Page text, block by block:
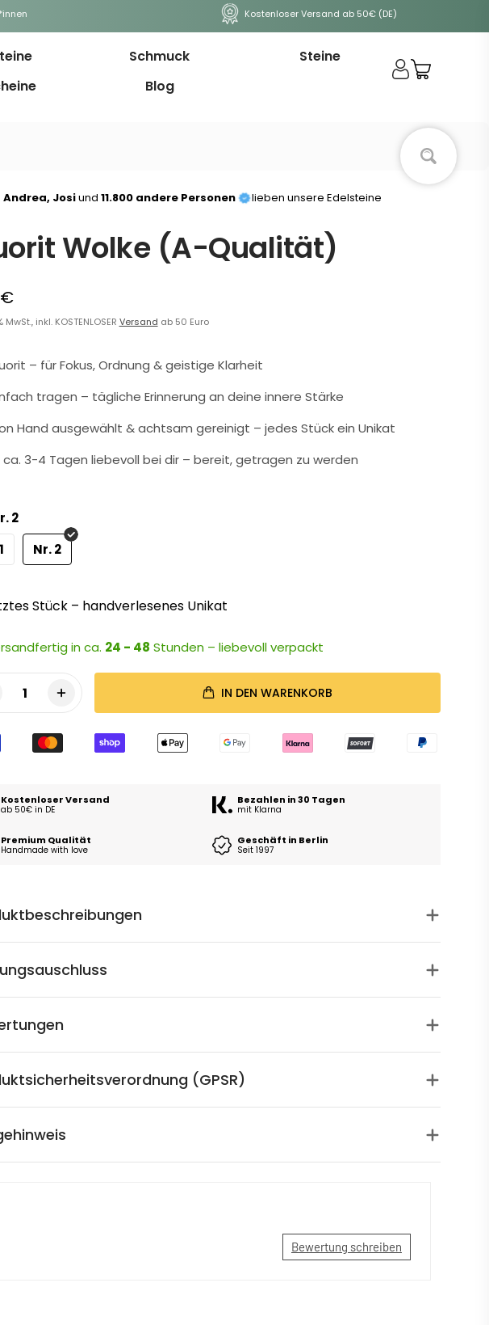
Kostenloser Versand ab 50€ (DE)
Schmuck
Steine
Blog
Andrea, Josiund 11.800 andere Personen lieben unsere Edelsteine
Wolke (A-Qualität)
MwSt., inkl. KOSTENLOSER Versand ab 50 Euro
– für Fokus, Ordnung & geistige Klarheit
tragen – tägliche Erinnerung an deine innere Stärke
Hand ausgewählt & achtsam gereinigt – jedes Stück ein Unikat
ca. 3-4 Tagen liebevoll bei dir – bereit, getragen zu werden
2
Nr. 2
Stück – handverlesenes Unikat
in ca. 24 - 48 Stunden – liebevoll verpackt
1 IN DEN WARENKORB
Kostenloser Versand
ab 50€ in DE
Bezahlen in 30 Tagen
mit Klarna
Premium Qualität
Handmade with love
Geschäft in Berlin
Seit 1997
(GPSR)
Bewertung schreiben